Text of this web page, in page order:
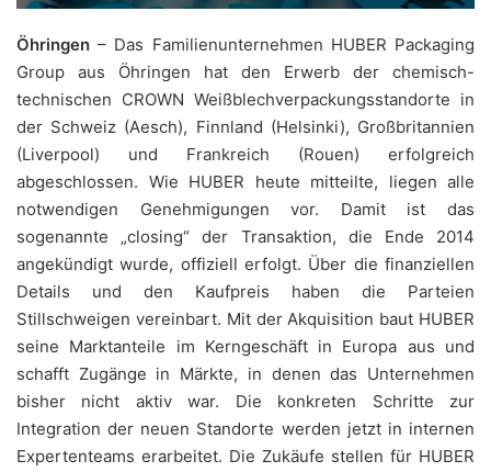
Öhringen – Das Familienunternehmen HUBER Packaging
Group aus Öhringen hat den Erwerb der chemisch-
technischen CROWN Weißblechverpackungsstandorte in
der Schweiz (Aesch), Finnland (Helsinki), Großbritannien
(Liverpool) und Frankreich (Rouen) erfolgreich
abgeschlossen. Wie HUBER heute mitteilte, liegen alle
notwendigen Genehmigungen vor. Damit ist das
sogenannte „closing“ der Transaktion, die Ende 2014
angekündigt wurde, offiziell erfolgt. Über die finanziellen
Details und den Kaufpreis haben die Parteien
Stillschweigen vereinbart. Mit der Akquisition baut HUBER
seine Marktanteile im Kerngeschäft in Europa aus und
schafft Zugänge in Märkte, in denen das Unternehmen
bisher nicht aktiv war. Die konkreten Schritte zur
Integration der neuen Standorte werden jetzt in internen
Expertenteams erarbeitet. Die Zukäufe stellen für HUBER